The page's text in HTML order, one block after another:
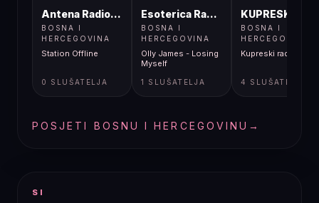
Antena Radio, Jelah Tešanj
BOSNA I
HERCEGOVINA
Station Offline
0 SLUŠATELJA
Esoterica Radio S1
BOSNA I
HERCEGOVINA
Olly James - Losing
Myself
1 SLUŠATELJA
BOSNA I
HERCEGOVINA
Kupreski radio
4 SLUŠATELJA
POSJETI BOSNU I HERCEGOVINU →
SI